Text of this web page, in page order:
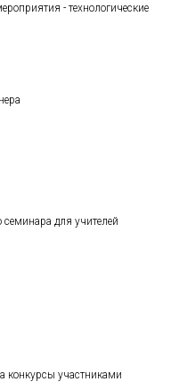
- технологические
семинара для учителей
конкурсы участниками